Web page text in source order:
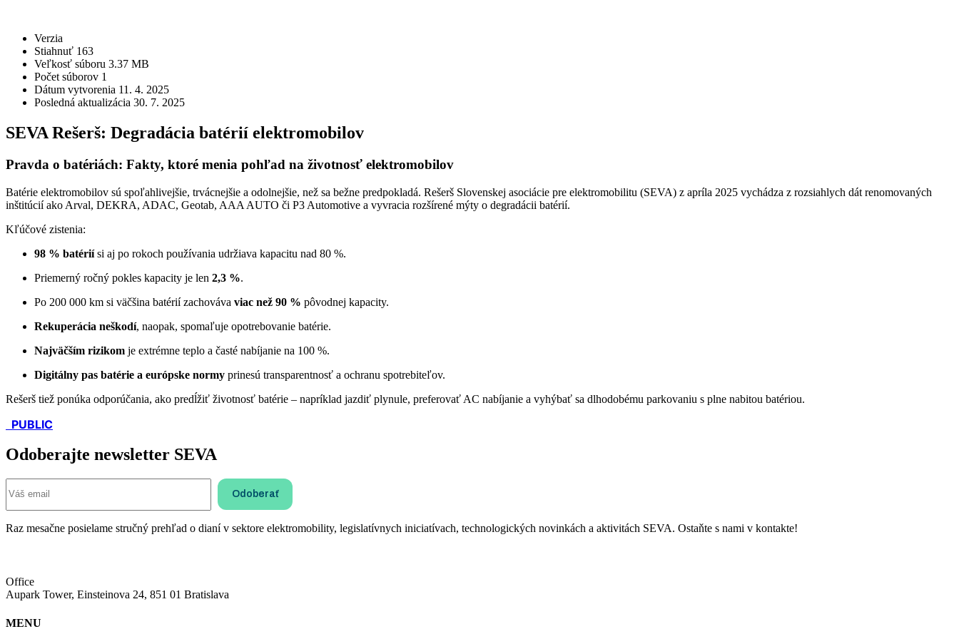
Verzia
Stiahnuť 163
Veľkosť súboru 3.37 MB
Počet súborov 1
Dátum vytvorenia 11. 4. 2025
Posledná aktualizácia 30. 7. 2025
SEVA Rešerš: Degradácia batérií elektromobilov
Pravda o batériách: Fakty, ktoré menia pohľad na životnosť elektromobilov
Batérie elektromobilov sú spoľahlivejšie, trvácnejšie a odolnejšie, než sa bežne predpokladá. Rešerš Slovenskej asociácie pre elektromobilitu (SEVA) z apríla 2025 vychádza z rozsiahlych dát renomovaných
inštitúcií ako Arval, DEKRA, ADAC, Geotab, AAA AUTO či P3 Automotive a vyvracia rozšírené mýty o degradácii batérií.
Kľúčové zistenia:
98 % batériísi aj po rokoch používania udržiava kapacitu nad 80 %.
Priemerný ročný pokles kapacity je len 2,3 %.
Po 200 000 km si väčšina batérií zachováva viac než 90 % pôvodnej kapacity.
Rekuperácia neškodí, naopak, spomaľuje opotrebovanie batérie.
Najväčším rizikom je extrémne teplo a časté nabíjanie na 100 %.
Digitálny pas batérie a európske normy prinesú transparentnosť a ochranu spotrebiteľov.
Rešerš tiež ponúka odporúčania, ako predĺžiť životnosť batérie – napríklad jazdiť plynule, preferovať AC nabíjanie a vyhýbať sa dlhodobému parkovaniu s plne nabitou batériou.
PUBLIC
Odoberajte newsletter SEVA
Raz mesačne posielame stručný prehľad o dianí v sektore elektromobility, legislatívnych iniciatívach, technologických novinkách a aktivitách SEVA. Ostaňte s nami v kontakte!
Office
Aupark Tower, Einsteinova 24, 851 01 Bratislava
MENU